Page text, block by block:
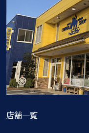
店舗一覧